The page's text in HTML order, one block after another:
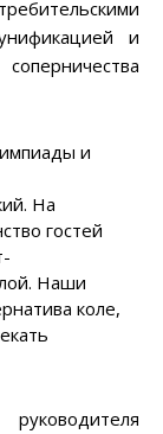
и
и
На
гостей
Наши
коле,